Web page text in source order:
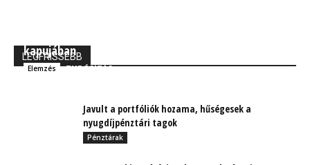
LEGFRISSEBB
kapujában
Elemzés TUDÓSÍTÁS
Javult a portfóliók hozama, hűségesek a
nyugdíjpénztári tagok
Pénztárak